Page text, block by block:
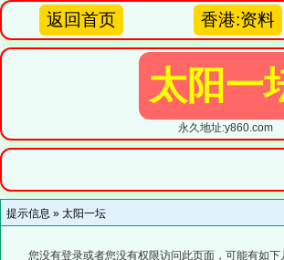
返回首页 香港:资料
太阳一
永久地址:y860.com
提示信息 » 太阳一坛
您没有登录或者您没有权限访问此页面，可能有如下